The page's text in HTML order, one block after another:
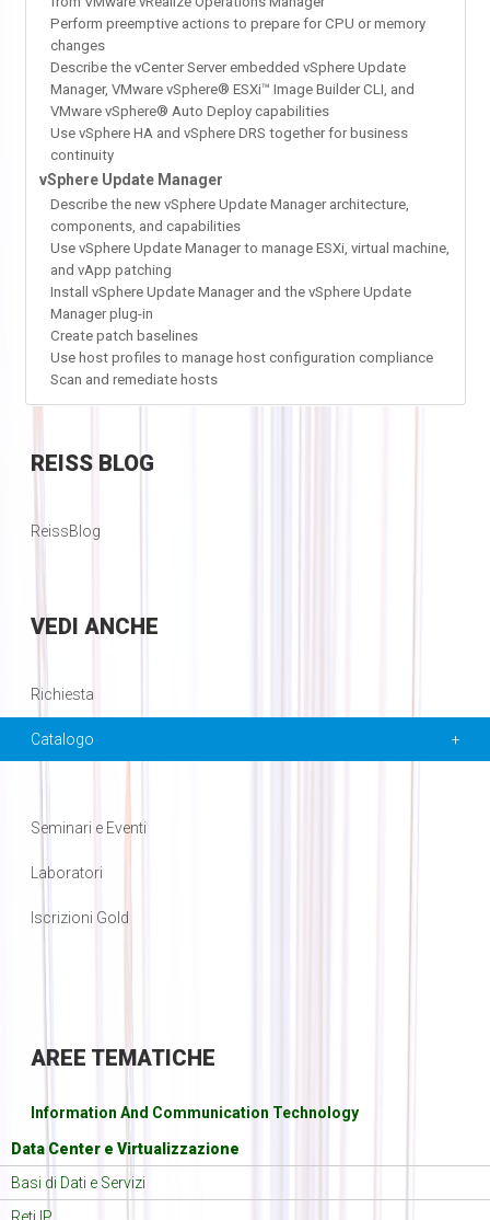
Perform preemptive actions to prepare for CPU or memory
changes
Describe the vCenter Server embedded vSphere Update
Manager, VMware vSphere® ESXi™ Image Builder CLI, and
VMware vSphere® Auto Deploy capabilities
Use vSphere HA and vSphere DRS together for business
continuity
vSphere Update Manager
Describe the new vSphere Update Manager architecture,
components, and capabilities
Use vSphere Update Manager to manage ESXi, virtual machine,
and vApp patching
Install vSphere Update Manager and the vSphere Update
Manager plug-in
Create patch baselines
Use host profiles to manage host configuration compliance
Scan and remediate hosts
REISSBLOG
ReissBlog
VEDI ANCHE
Richiesta
Catalogo
Seminari e Eventi
Laboratori
Iscrizioni Gold
AREE TEMATICHE
Information And Communication Technology
Data Center e Virtualizzazione
Basi di Dati e Servizi